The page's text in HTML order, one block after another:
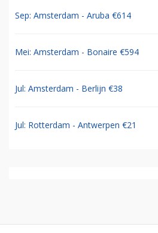
Sep: Amsterdam - Aruba €614
Mei: Amsterdam - Bonaire €594
Jul: Amsterdam - Berlijn €38
Jul: Rotterdam - Antwerpen €21